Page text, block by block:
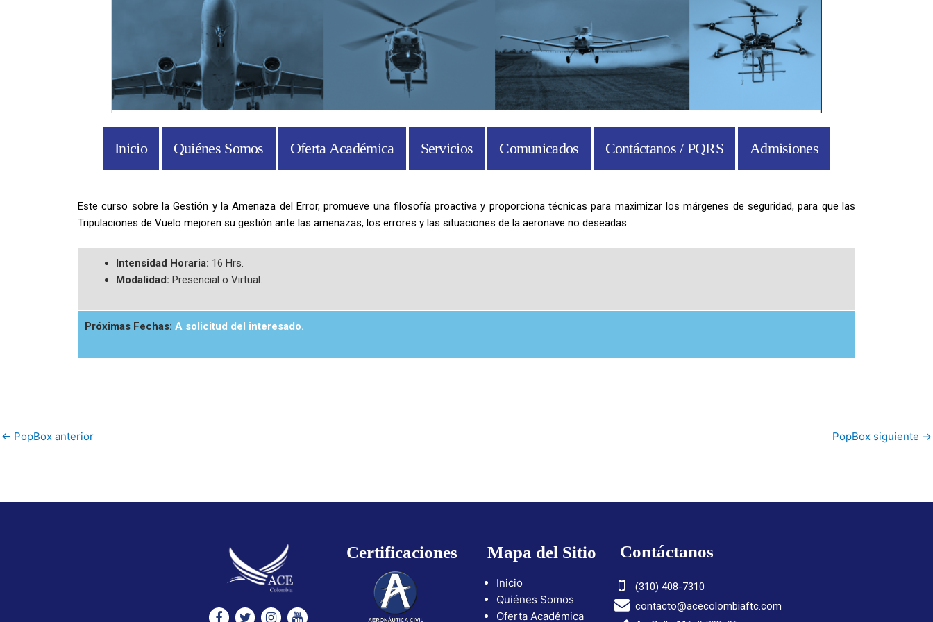
Inicio Quiénes Somos Oferta Académica Servicios Comunicados Contáctanos / PQRS Admisiones
Este curso sobre la Gestión y la Amenaza del Error, promueve una filosofía proactiva y proporciona técnicas para maximizar los márgenes de seguridad, para que las
Tripulaciones de Vuelo mejoren su gestión ante las amenazas, los errores y las situaciones de la aeronave no deseadas.
Intensidad Horaria: 16 Hrs.
Modalidad: Presencial o Virtual.
Próximas Fechas: A solicitud del interesado.
← PopBox anterior PopBox siguiente →
Facebook
TwitterInstagram
Youtube
Certificaciones Mapa del Sitio
Inicio
Quiénes Somos
Oferta Académica
Contáctanos
(310) 408-7310
contacto@acecolombiaftc.com